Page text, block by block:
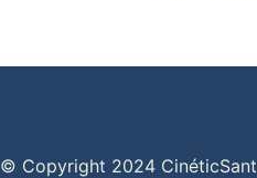
© Copyright 2024